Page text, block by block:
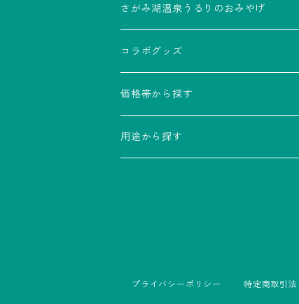
雑貨
食品
雑貨
さがみ湖温泉うるりのおみやげ
コラボグッズ
SASUKE
サンエックスキャラクターズイルミネ
価格帯から探す
～500円
用途から探す
プライバシーポリシー 特定商取引